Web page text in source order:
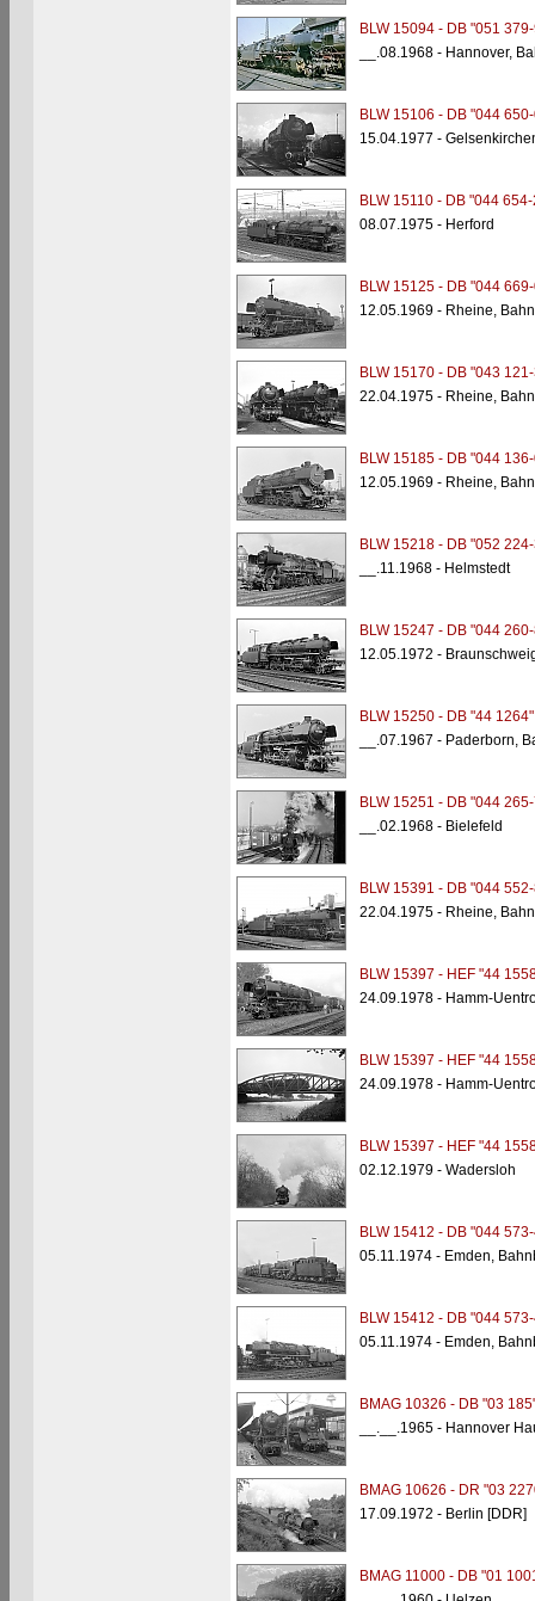
BLW 15094 - DB "051
__.08.1968 - Hannover,
BLW 15106 - DB "044
15.04.1977 -
BLW 15110 - DB "044 654-
08.07.1975 - Herford
BLW 15125 - DB "044
12.05.1969 - Rheine,
BLW 15170 - DB "043
22.04.1975 - Rheine,
BLW 15185 - DB "044
12.05.1969 - Rheine,
BLW 15218 - DB "052
__.11.1968 - Helmstedt
BLW 15247 - DB "044
12.05.1972 -
BLW 15250 - DB "44 1264"
__.07.1967 - Paderborn,
BLW 15251 - DB "044
__.02.1968 - Bielefeld
BLW 15391 - DB "044
22.04.1975 - Rheine,
BLW 15397 - HEF "44
24.09.1978 - Hamm-
BLW 15397 - HEF "44
24.09.1978 - Hamm-
BLW 15397 - HEF "44
02.12.1979 - Wadersloh
BLW 15412 - DB "044
05.11.1974 - Emden,
BLW 15412 - DB "044
05.11.1974 - Emden,
BMAG 10326 - DB "03
__.__.1965 - Hannover
BMAG 10626 - DR "03
17.09.1972 - Berlin [DDR]
BMAG 11000 - DB "01